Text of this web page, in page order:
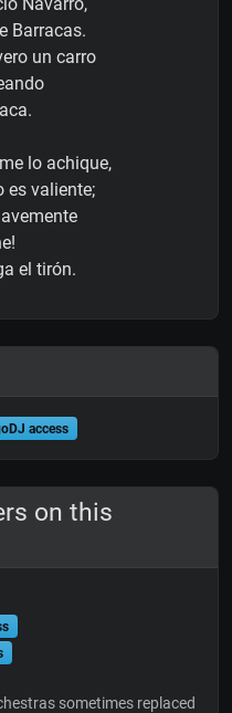
Barracas.
un carro
lo achique,
es valiente;
el tirón.
access
on this
sometimes replaced